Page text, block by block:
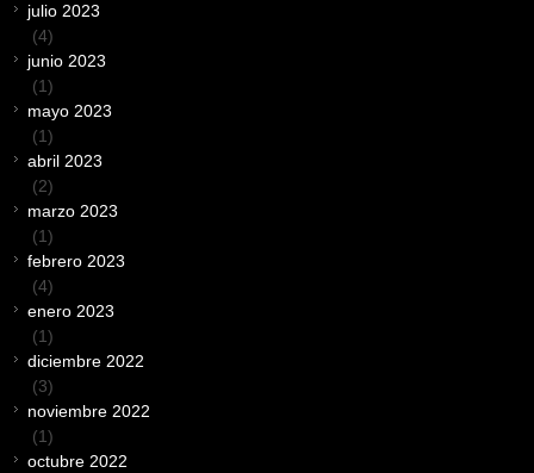
julio 2023
(4)
junio 2023
(1)
mayo 2023
(1)
abril 2023
(2)
marzo 2023
(1)
febrero 2023
(4)
enero 2023
(1)
diciembre 2022
(3)
noviembre 2022
(1)
octubre 2022